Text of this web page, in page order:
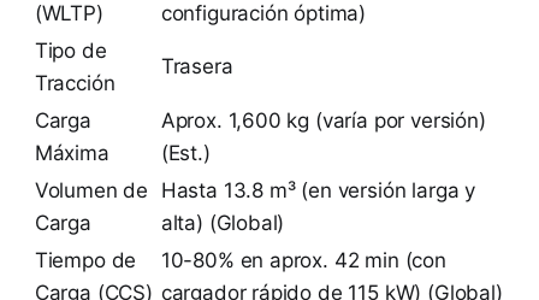
(WLTP)
configuración óptima)
Tipo de
Tracción
Trasera
Carga
Máxima
Aprox. 1,600 kg (varía por versión)
(Est.)
Volumen de
Carga
Hasta 13.8 m³ (en versión larga y
alta) (Global)
Tiempo de
Carga (CCS)
10-80% en aprox. 42 min (con
cargador rápido de 115 kW) (Global)